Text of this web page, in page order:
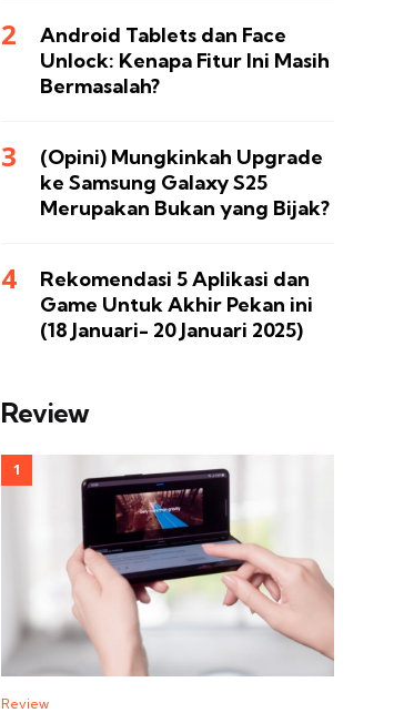
Android Tablets dan Face
Unlock: Kenapa Fitur Ini Masih
Bermasalah?
(Opini) Mungkinkah Upgrade
ke Samsung Galaxy S25
Merupakan Bukan yang Bijak?
Rekomendasi 5 Aplikasi dan
Game Untuk Akhir Pekan ini
(18 Januari- 20 Januari 2025)
Review
Review